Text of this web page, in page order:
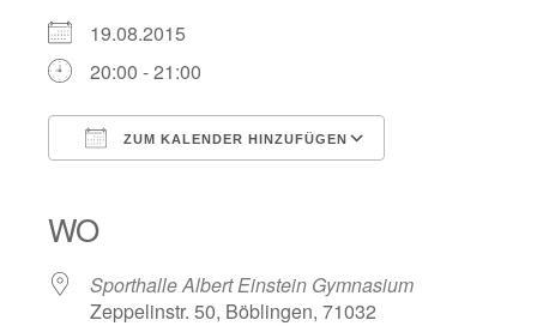
19.08.2015
20:00 - 21:00
ZUM KALENDER HINZUFÜGEN
WO
Sporthalle Albert Einstein Gymnasium
Zeppelinstr. 50, Böblingen, 71032